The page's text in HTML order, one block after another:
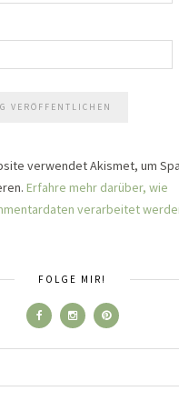
verwendet Akismet, um
Erfahre mehr darüber, wie
verarbeitet
FOLGE MIR!